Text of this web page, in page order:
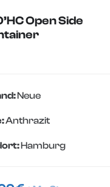
Open Side
Neue
Anthrazit
Hamburg